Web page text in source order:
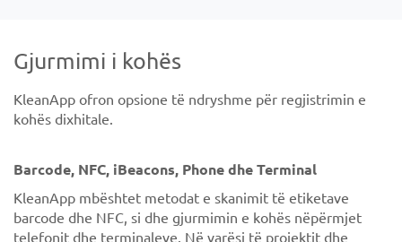
Gjurmimi i kohës
KleanApp ofron opsione të ndryshme për regjistrimin e
kohës dixhitale.
Barcode, NFC, iBeacons, Phone dhe Terminal
KleanApp mbështet metodat e skanimit të etiketave
barcode dhe NFC, si dhe gjurmimin e kohës nëpërmjet
telefonit dhe terminaleve. Në varësi të projektit dhe